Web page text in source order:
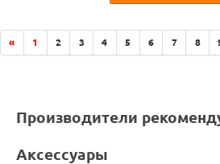
« 1 2 3 4 5 6 7 8
Производители
Аксессуары